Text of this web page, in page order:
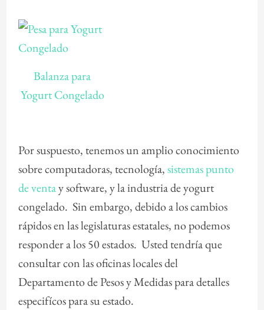
Balanza para
Yogurt Congelado
Por suspuesto, tenemos un amplio conocimiento
sobre computadoras, tecnología,sistemas punto
de ventay software, y la industria de yogurt
congelado. Sin embargo, debido a los cambios
rápidos en las legislaturas estatales, no podemos
responder a los 50 estados. Usted tendría que
consultar con las oficinas locales del
Departamento de Pesos y Medidas para detalles
especifícos para su estado.